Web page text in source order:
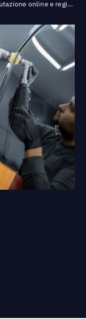
A+Glass migliora la reputazione online e registra un aumento del 94% delle visualizzazioni del profilo